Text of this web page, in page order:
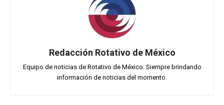
Redacción Rotativo de México
Equipo de noticias de Rotativo de México. Siempre brindando
información de noticias del momento.